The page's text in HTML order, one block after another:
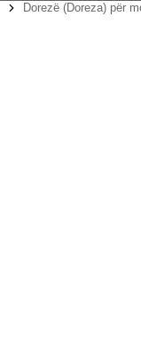
You are here:
Dorezë (Doreza) për